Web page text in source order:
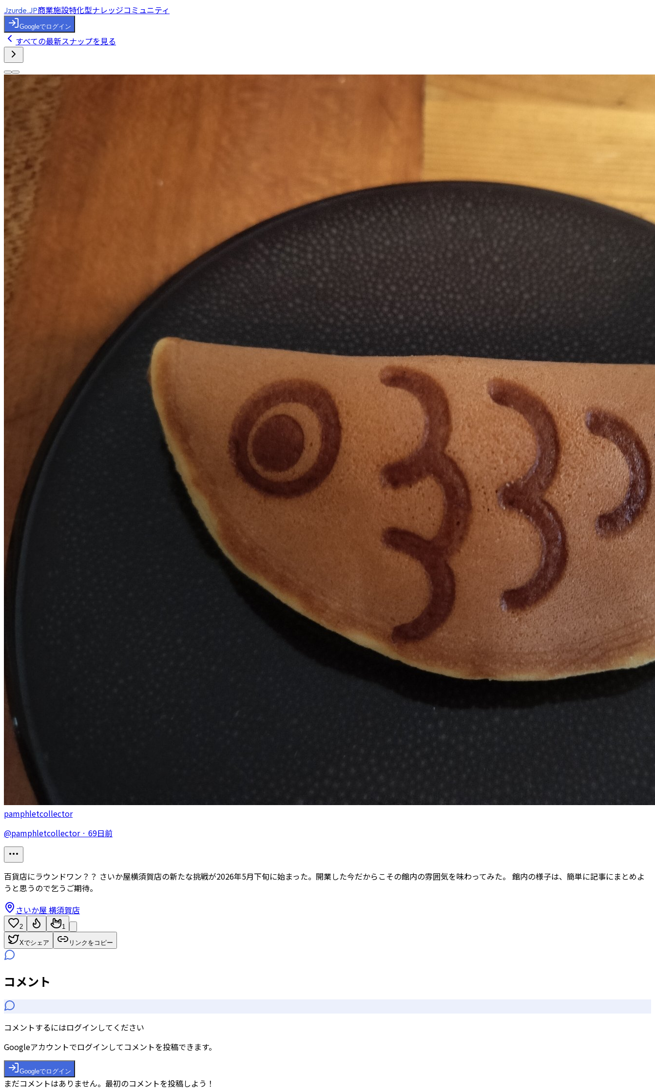
Jzurde.JP商業施設特化型ナレッジコミュニティ
Googleでログイン
すべての最新スナップを見る
pamphletcollector
@pamphletcollector· 69日前
百貨店にラウンドワン？？ さいか屋横須賀店の新たな挑戦が2026年5月下旬に始まった。開業した今だからこその館内の雰囲気を味わってみた。 館内の様子は、簡単に記事にまとめよ
うと思うので乞うご期待。
さいか屋 横須賀店
2 1
Xでシェア リンクをコピー
コメント
コメントするにはログインしてください
Googleアカウントでログインしてコメントを投稿できます。
Googleでログイン
まだコメントはありません。最初のコメントを投稿しよう！